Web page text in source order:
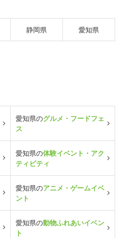
静岡県 愛知県
愛知県のグルメ・フードフェ
ス
愛知県の体験イベント・アク
ティビティ
愛知県のアニメ・ゲームイベ
ント
愛知県の動物ふれあいイベン
ト